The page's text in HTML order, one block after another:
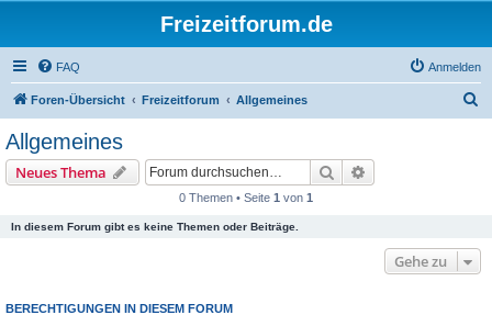
Freizeitforum.de
FAQ Anmelden
Foren-Übersicht Freizeitforum Allgemeines
Allgemeines
Neues Thema Suche
0 Themen • Seite 1 von 1
In diesem Forum gibt es keine Themen oder Beiträge.
Gehe zu
BERECHTIGUNGEN IN DIESEM FORUM